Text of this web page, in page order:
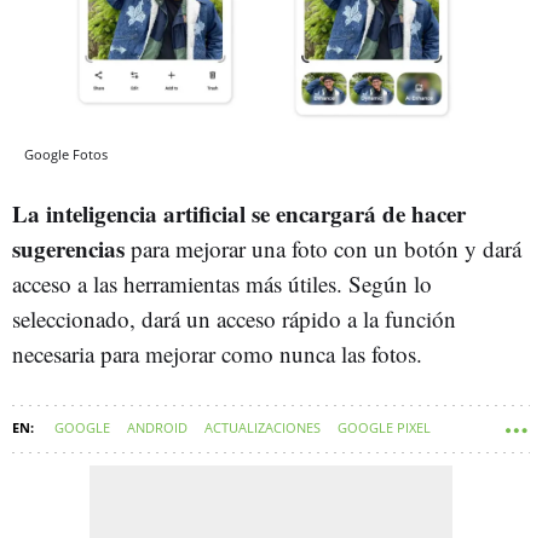
Google Fotos
La inteligencia artificial se encargará de hacer
sugerencias para mejorar una foto con un botón y dará
acceso a las herramientas más útiles. Según lo
seleccionado, dará un acceso rápido a la función
necesaria para mejorar como nunca las fotos.
GOOGLE ANDROID ACTUALIZACIONES GOOGLE PIXEL